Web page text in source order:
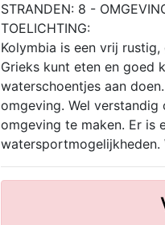
STRANDEN: 8 -
TOELICHTING:
Kolymbia is een vrij
Grieks kunt eten en goed
waterschoentjes aan
omgeving. Wel
omgeving te maken. Er is
watersportmogelijkheden.